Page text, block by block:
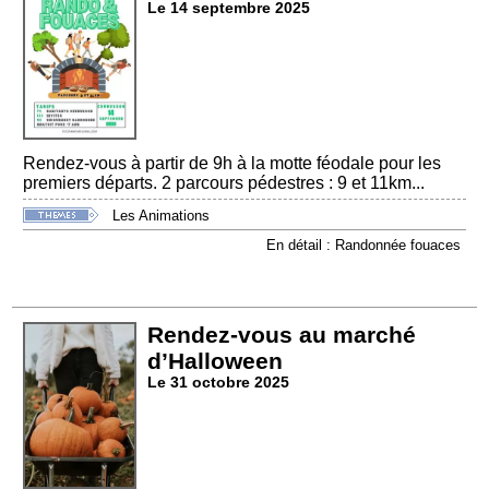
Le 14 septembre 2025
Rendez-vous à partir de 9h à la motte féodale pour les
premiers départs. 2 parcours pédestres : 9 et 11km...
Les Animations
En détail : Randonnée fouaces
Rendez-vous au marché
d’Halloween
Le 31 octobre 2025